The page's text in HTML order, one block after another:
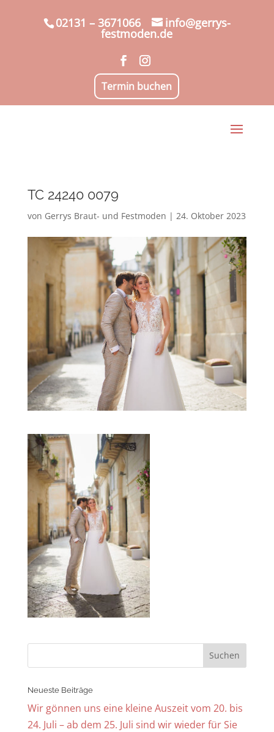
02131 – 3671066 info@gerrys-
festmoden.de
Termin buchen
TC 24240 0079
von Gerrys Braut- und Festmoden | 24. Oktober 2023
Neueste Beiträge
Wir gönnen uns eine kleine Auszeit vom 20. bis
24. Juli – ab dem 25. Juli sind wir wieder für Sie